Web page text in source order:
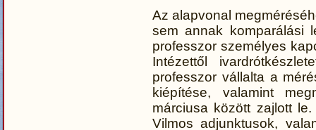
Az alapvonal
sem annak komparálási
professzor személyes
Intézettől
professzor vállalta a
kiépítése, valamint
márciusa között zajlott
Vilmos adjunktusok,